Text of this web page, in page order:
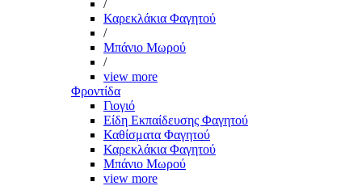
/
Καρεκλάκια Φαγητού
/
Μπάνιο Μωρού
/
view more
Φροντίδα
Γιογιό
Είδη Εκπαίδευσης Φαγητού
Καθίσματα Φαγητού
Καρεκλάκια Φαγητού
Μπάνιο Μωρού
view more